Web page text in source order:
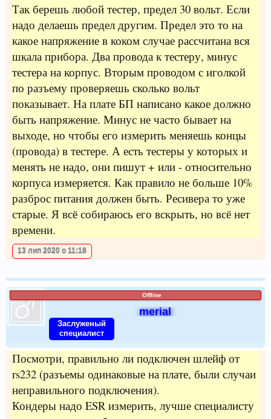
Так берешь любой тестер, предел 30 вольт. Если
надо делаешь предел другим. Предел это то на
какое напряжение в коком случае рассчитана вся
шкала прибора. Два провода к тестеру, минус
тестера на корпус. Вторым проводом с иголкой
по разъему проверяешь сколько вольт
показывает. На плате БП написано какое должно
быть напряжение. Минус не часто бывает на
выходе, но чтобы его измерить меняешь концы
(провода) в тестере. А есть тестеры у которых и
менять не надо, они пишут + или - относительно
корпуса измеряется. Как правило не больше 10%
разброс питания должен быть. Ресивера то уже
старые. Я всё собираюсь его вскрыть, но всё нет
времени.
13 лип 2020 о 11:18
Offline
merial
Заслуженый
специалист
Посмотри, правильно ли подключен шлейф от
rs232 (разъемы одинаковые на плате, были случаи
неправильного подключения).
Кондеры надо ESR измерить, лучше специалисту